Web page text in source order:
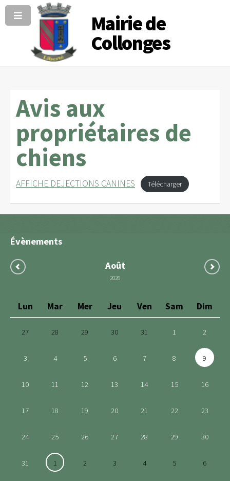
Mairie de
Collonges
Avis aux
propriétaires de
chiens
AFFICHE DEJECTIONS CANINES Télécharger
Évènements
Août
2026
Lun Mar Mer Jeu Ven Sam Dim
27 28 29 30 31 1 2
3 4 5 6 7 8 9
10 11 12 13 14 15 16
17 18 19 20 21 22 23
24 25 26 27 28 29 30
31 1 2 3 4 5 6